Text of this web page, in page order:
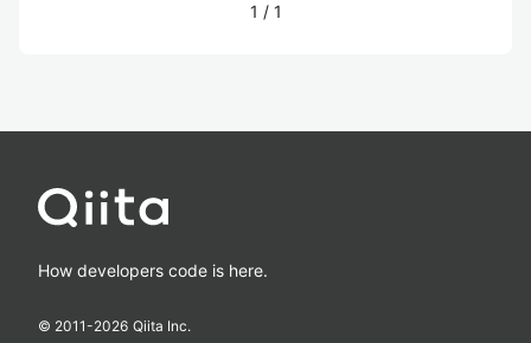
1 / 1
How developers code is here.
© 2011-2026 Qiita Inc.